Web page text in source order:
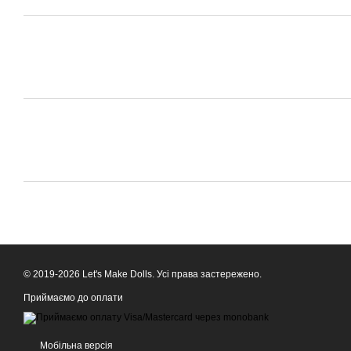
© 2019-2026 Let's Make Dolls. Усі права застережено.
Приймаємо до оплати
Мобільна версія